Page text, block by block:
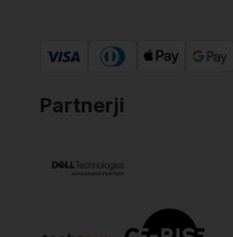
Partnerji